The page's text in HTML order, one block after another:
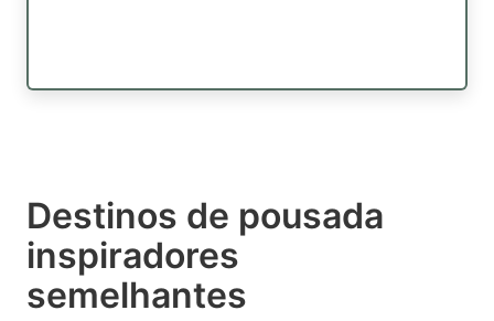
Destinos de pousada
inspiradores
semelhantes